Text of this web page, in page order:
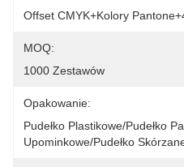
Offset CMYK+kolory
MOQ:
1000 Zestawów
Opakowanie:
Pudełko Plastikowe/pudełko
Upominkowe/pudełko